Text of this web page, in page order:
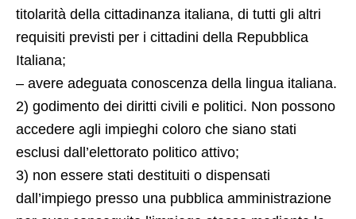
titolarità della cittadinanza italiana, di tutti gli altri
requisiti previsti per i cittadini della Repubblica
Italiana;
– avere adeguata conoscenza della lingua italiana.
2) godimento dei diritti civili e politici. Non possono
accedere agli impieghi coloro che siano stati
esclusi dall’elettorato politico attivo;
3) non essere stati destituiti o dispensati
dall’impiego presso una pubblica amministrazione